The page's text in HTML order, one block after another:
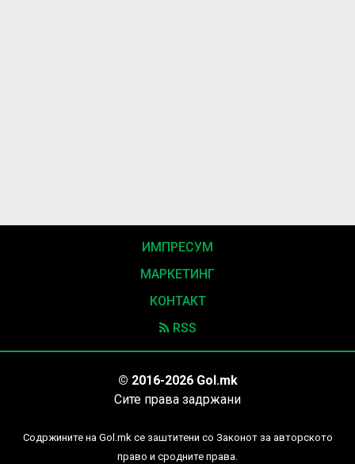
ИМПРЕСУМ
МАРКЕТИНГ
КОНТАКТ
RSS
© 2016-2026 Gol.mk
Сите права задржани
Содржините на Gol.mk се заштитени со Законот за авторското
право и сродните права.